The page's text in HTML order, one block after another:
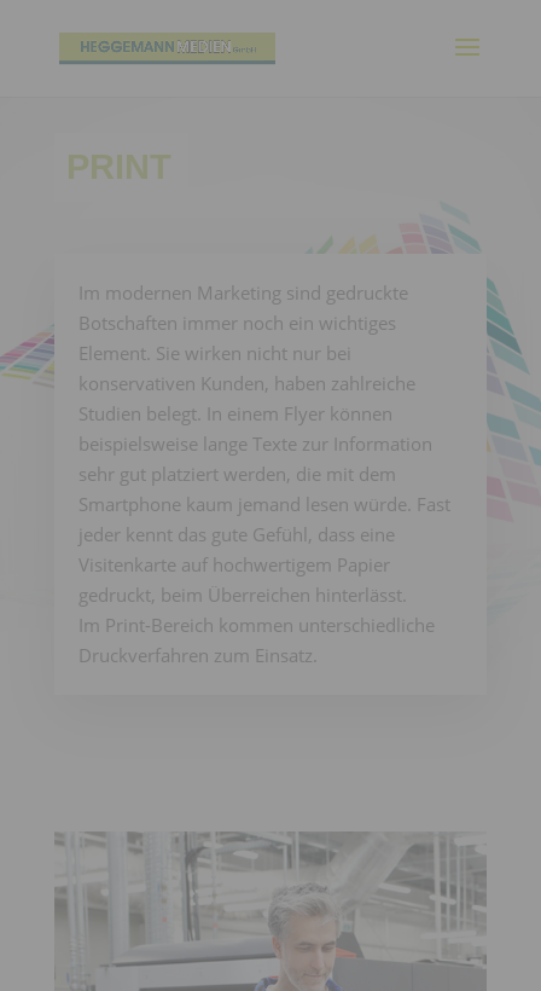
PRINT
Im modernen Marketing sind gedruckte
Botschaften immer noch ein wichtiges
Element. Sie wirken nicht nur bei
konservativen Kunden, haben zahlreiche
Studien belegt. In einem Flyer können
beispielsweise lange Texte zur Information
sehr gut platziert werden, die mit dem
Smartphone kaum jemand lesen würde. Fast
jeder kennt das gute Gefühl, dass eine
Visitenkarte auf hochwertigem Papier
gedruckt, beim Überreichen hinterlässt.
Im Print-Bereich kommen unterschiedliche
Druckverfahren zum Einsatz.